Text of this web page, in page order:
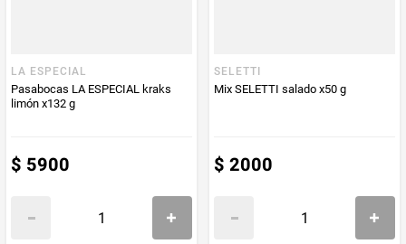
LA ESPECIAL
Pasabocas LA ESPECIAL kraks
limón x132 g
$ 5900
SELETTI
Mix SELETTI salado x50 g
$ 2000